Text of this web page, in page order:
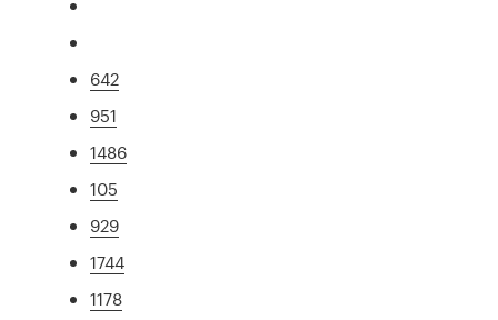
642
951
1486
105
929
1744
1178